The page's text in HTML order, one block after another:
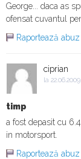
George... daca as
ofensat cuvantul
Raportează abuz
ciprian
la
timp
a fost depasit cu
in motorsport.
Raportează abuz